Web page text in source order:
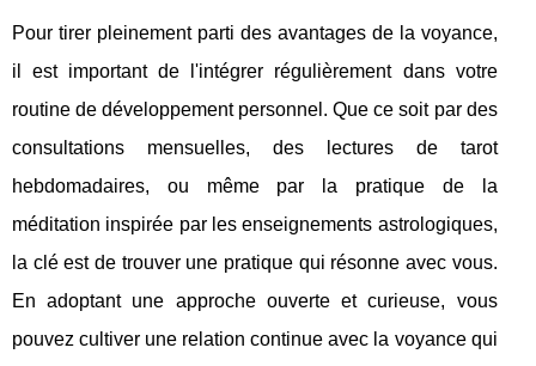
Pour tirer pleinement parti des avantages de la voyance,
il est important de l'intégrer régulièrement dans votre
routine de développement personnel. Que ce soit par des
consultations mensuelles, des lectures de tarot
hebdomadaires, ou même par la pratique de la
méditation inspirée par les enseignements astrologiques,
la clé est de trouver une pratique qui résonne avec vous.
En adoptant une approche ouverte et curieuse, vous
pouvez cultiver une relation continue avec la voyance qui